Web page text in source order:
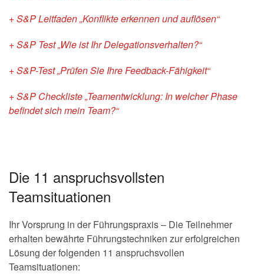
+ S&P Leitfaden „Konflikte erkennen und auflösen“
+ S&P Test „Wie ist Ihr Delegationsverhalten?“
+ S&P-Test „Prüfen Sie Ihre Feedback-Fähigkeit“
+ S&P Checkliste „Teamentwicklung: In welcher Phase
befindet sich mein Team?“
Die 11 anspruchsvollsten
Teamsituationen
Ihr Vorsprung in der Führungspraxis – Die Teilnehmer
erhalten bewährte Führungstechniken zur erfolgreichen
Lösung der folgenden 11 anspruchsvollen
Teamsituationen: